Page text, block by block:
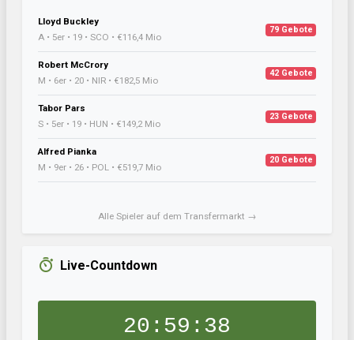
Lloyd Buckley
A • 5er • 19 • SCO • €116,4 Mio
79 Gebote
Robert McCrory
M • 6er • 20 • NIR • €182,5 Mio
42 Gebote
Tabor Pars
S • 5er • 19 • HUN • €149,2 Mio
23 Gebote
Alfred Pianka
M • 9er • 26 • POL • €519,7 Mio
20 Gebote
Alle Spieler auf dem Transfermarkt →
Live-Countdown
20:59:37